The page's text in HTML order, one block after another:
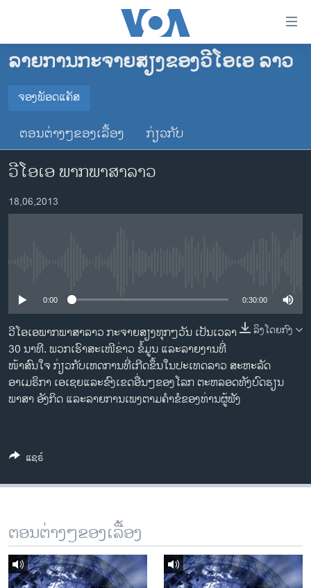
ເຂົ້າ
ຂ້າມ
ໄປ
ຫາ
ຊອກ
ຄົ້ນ
ໂຮມເພຈ
ລາວ
ອາເມຣິກາ
ການເລືອກຕັ້ງ ປະທານາທີບໍດີ ສະຫະລັດ 2024
ຂ່າວ​ຈີນ
ໂລກ
ຊຸມຊົນຊາວລາວ
ວິທະຍາສາດ-ເທັກໂນໂລຈີ
ທຸລະກິດ
ພາສາອັງກິດ
ວີດີໂອ
ຕິດຕາມພວກເຮົາ ທີ່
ພາສາຕ່າງໆ
ລາຍການກະຈາຍສຽງຂອງວີໂອເອ ລາວ
ຈອງພັອດແຄັສ
ຈອງພັອດແຄັສ
ຕອນຕ່າງໆຂອງເລື້ອງ ກ່ຽວກັບ
ວີໂອເອ ພາກພາສາລາວ
18,06,2013
0:00 0:30:00
ລິງໂດຍກົງ
ວີໂອເອພາກພາສາລາວ ກະຈາຍສຽງທຸກໆວັນ ເປັນເວລາ
30 ນາທີ. ພວກເຮົາສະເໜີຂ່າວ ຂໍ້ມູນ ແລະລາຍງານທີ່
ໜ້າສົນໃຈ ກ່ຽວກັບເຫດການທີ່ເກີດຂຶ້ນໃນປະເທດລາວ ສະຫະລັດ
ອາເມຣິກາ ເອເຊຍແລະຂົງເຂດອື່ນໆຂອງໂລກ ຕະຫລອດທັງບົດຮຽນ
ພາສາ ອັງກິດ ແລະລາຍການເພງຕາມຄຳຂໍຂອງທ່ານຜູ້ຟັງ
ແຊຣ໌
ຕອນຕ່າງໆຂອງເລື້ອງ